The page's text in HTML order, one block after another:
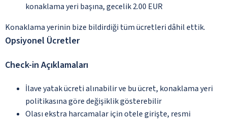
konaklama yeri başına, gecelik 2.00 EUR
Konaklama yerinin bize bildirdiği tüm ücretleri dâhil ettik.
Opsiyonel Ücretler
Check-in Açıklamaları
İlave yatak ücreti alınabilir ve bu ücret, konaklama yeri
politikasına göre değişiklik gösterebilir
Olası ekstra harcamalar için otele girişte, resmi